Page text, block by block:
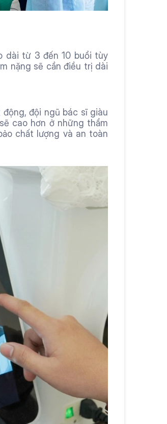
dài từ 3 đến 10 buổi tùy
nặng sẽ cần điều trị dài
đội ngũ bác sĩ giàu
cao hơn ở những thẩm
chất lượng và an toàn